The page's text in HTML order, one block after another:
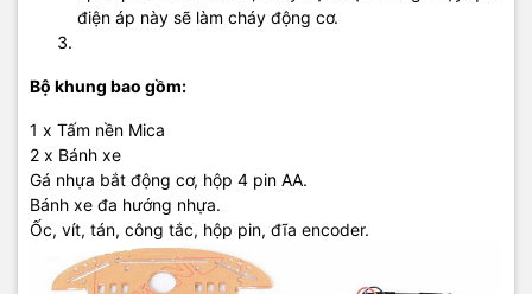
điện áp này sẽ làm cháy động cơ.
Bộ khung bao gồm:
1 x Tấm nền Mica
2 x Bánh xe
Gá nhựa bắt động cơ, hộp 4 pin AA.
Bánh xe đa hướng nhựa.
Ốc, vít, tán, công tắc, hộp pin, đĩa encoder.